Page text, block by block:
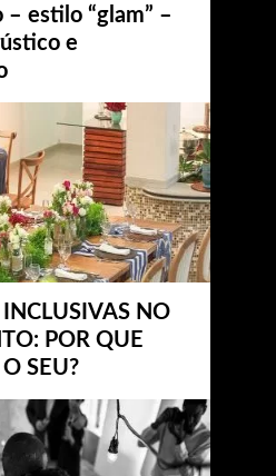
– estilo “glam” –
e
INCLUSIVAS NO
POR QUE
SEU?